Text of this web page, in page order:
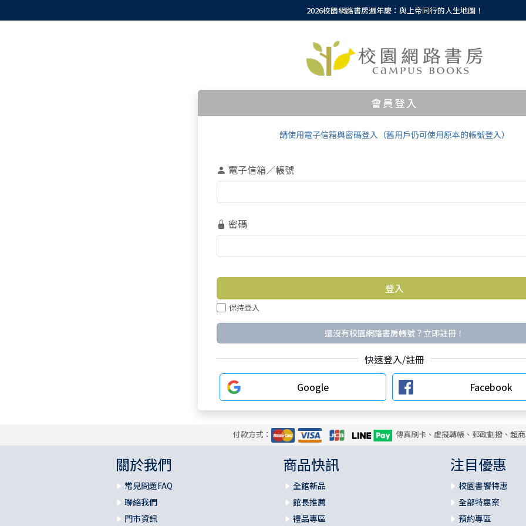
2026校園網路書房週年慶：與上帝同行的人生地圖！
會員登入
請使用電子信箱與密碼登入（舊用戶仍可使用原本的帳號登入）
電子信箱／帳號
密碼
保持登入
還沒有校園網路書房帳號？立即註冊！
快速登入/註冊
Google
Facebook
付款方式： 傳真刷卡、虛擬轉帳、郵政劃撥、超
關於我們
常見問題FAQ
聯絡我們
門市資訊
商品快訊
全館新品
館長推薦
禮品專區
注目優惠
校園書饗特惠
全部特惠案
預約專區